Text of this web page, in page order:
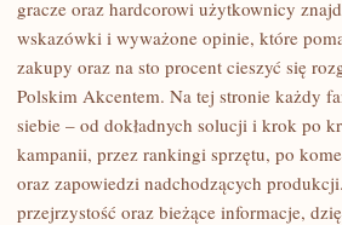
gracze oraz hardcorowi użytkownicy
wskazówki i wyważone opinie, które
zakupy oraz na sto procent cieszyć się
Polskim Akcentem. Na tej stronie każdy
siebie – od dokładnych solucji i krok po
kampanii, przez rankingi sprzętu, po
oraz zapowiedzi nadchodzących
przejrzystość oraz bieżące informacje,